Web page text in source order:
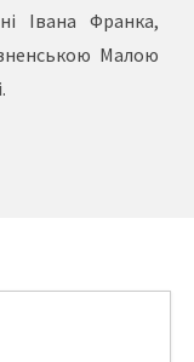
Івана Франка,
Малою